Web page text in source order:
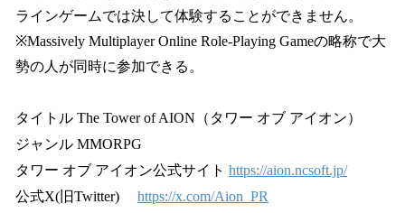
ラインゲームでは決して体験することができません。
※Massively Multiplayer Online Role-Playing Gameの略称で大
勢の人が同時に参加できる。
タイトル The Tower of AION（タワー オブ アイオン）
ジャンル MMORPG
タワー オブ アイオン公式サイト https://aion.ncsoft.jp/
公式X(旧Twitter) https://x.com/Aion_PR